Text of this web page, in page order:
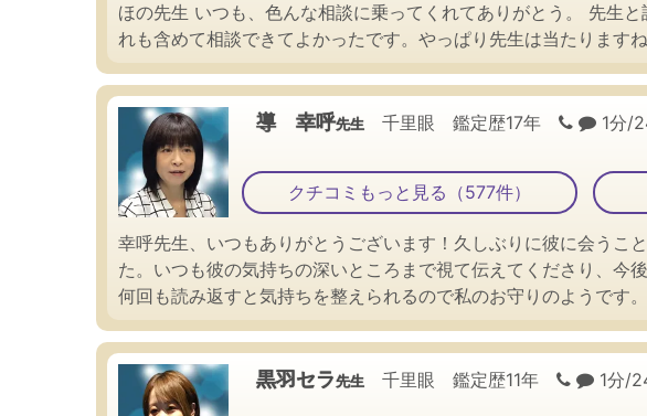
ほの先生 いつも、色んな相談に乗ってくれてありがとう。 先生
れも含めて相談できてよかったです。やっぱり先生は当たります
導 幸呼先生 千里眼 鑑定歴17年 1分/
クチコミもっと見る（577件）
幸呼先生、いつもありがとうございます！久しぶりに彼に会うこ
た。いつも彼の気持ちの深いところまで視て伝えてくださり、今
何回も読み返すと気持ちを整えられるので私のお守りのようです
黒羽セラ先生 千里眼 鑑定歴11年 1分/